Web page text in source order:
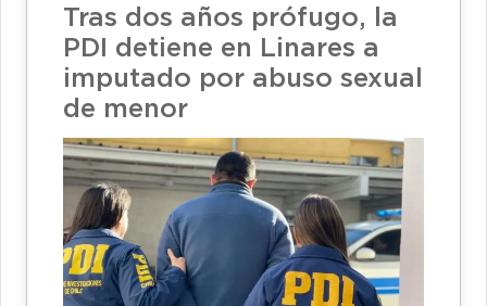
Tras dos años prófugo, la
PDI detiene en Linares a
imputado por abuso sexual
de menor